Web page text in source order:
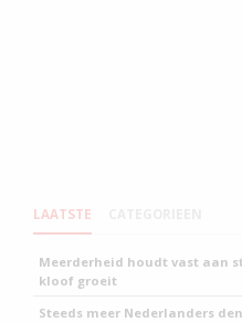
LAATSTE
Meerderheid houdt vast aan
kloof groeit
Steeds meer Nederlanders